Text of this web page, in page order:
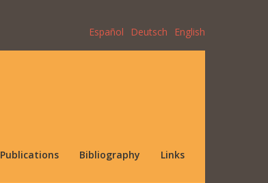
Español Deutsch English
Publications Bibliography Links